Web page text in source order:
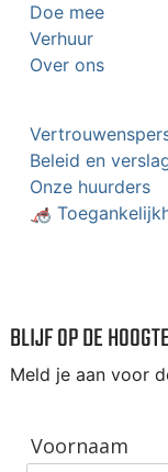
Doe mee
Verhuur
Over ons
Beleid en
Onze huurders
🦽
BLIJF OP DE HOOGTE
Meld je aan voor
Voornaam